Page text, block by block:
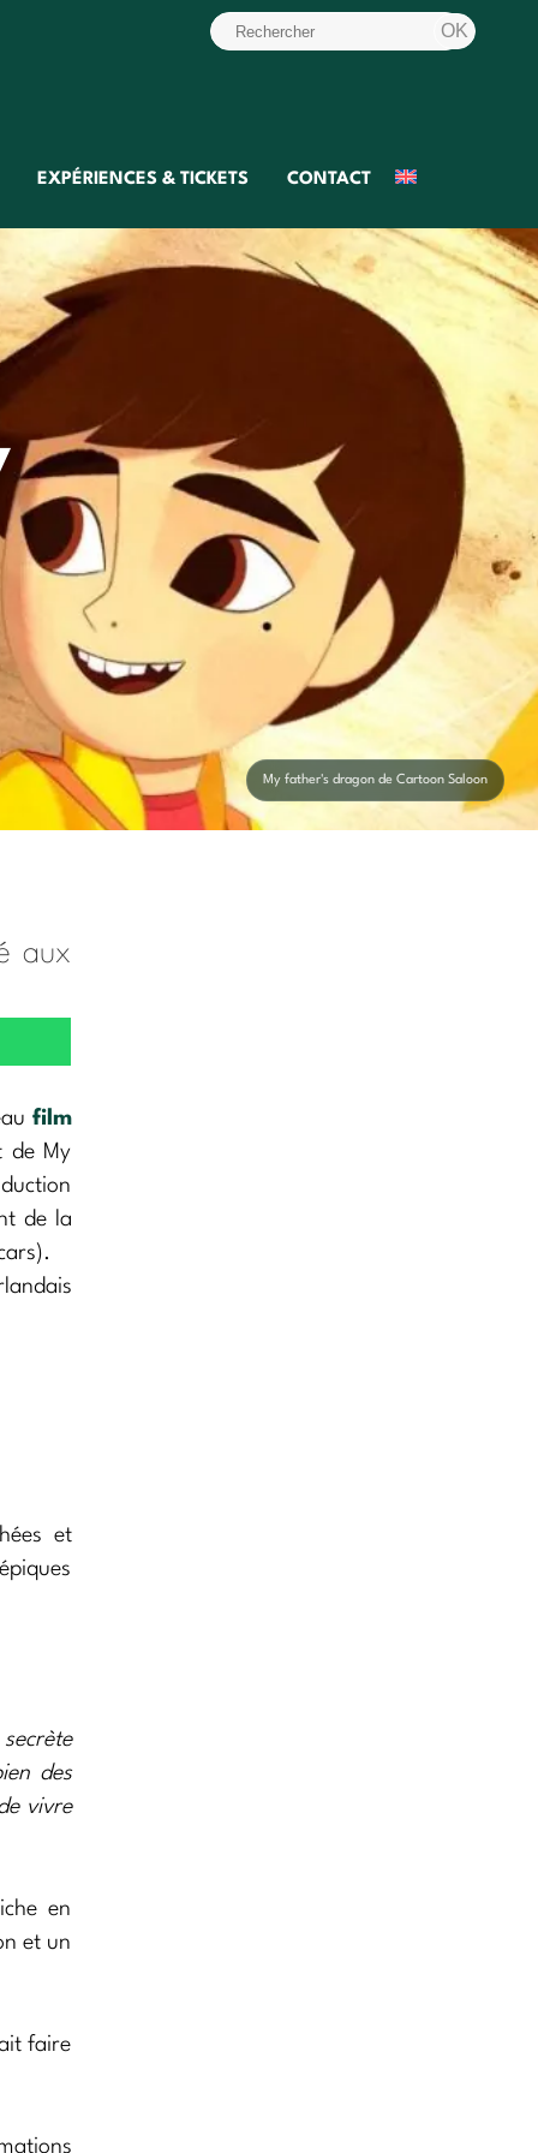
EXPÉRIENCES & TICKETS CONTACT
My father's dragon de Cartoon Saloon
aux
film
de My
de la
et
des
vivre
en
et un
faire